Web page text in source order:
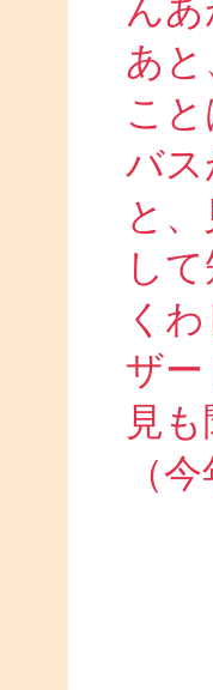
ん
あ
こ
バ
と
し
く
ザ
見
（